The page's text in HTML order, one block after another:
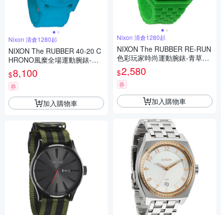
Nixon 清倉1280起
NIXON The RUBBER 40-20 C
HRONO風糜全場運動腕錶-藍/
42mm
$8,100
券
加入購物車
Nixon 清倉1280起
NIXON The RUBBER RE-RUN
色彩玩家時尚運動腕錶-青草綠/
38mm
$2,580
券
加入購物車